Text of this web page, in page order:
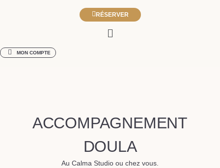
RÉSERVER
MON COMPTE
ACCOMPAGNEMENT
DOULA
Au Calma Studio ou chez vous.